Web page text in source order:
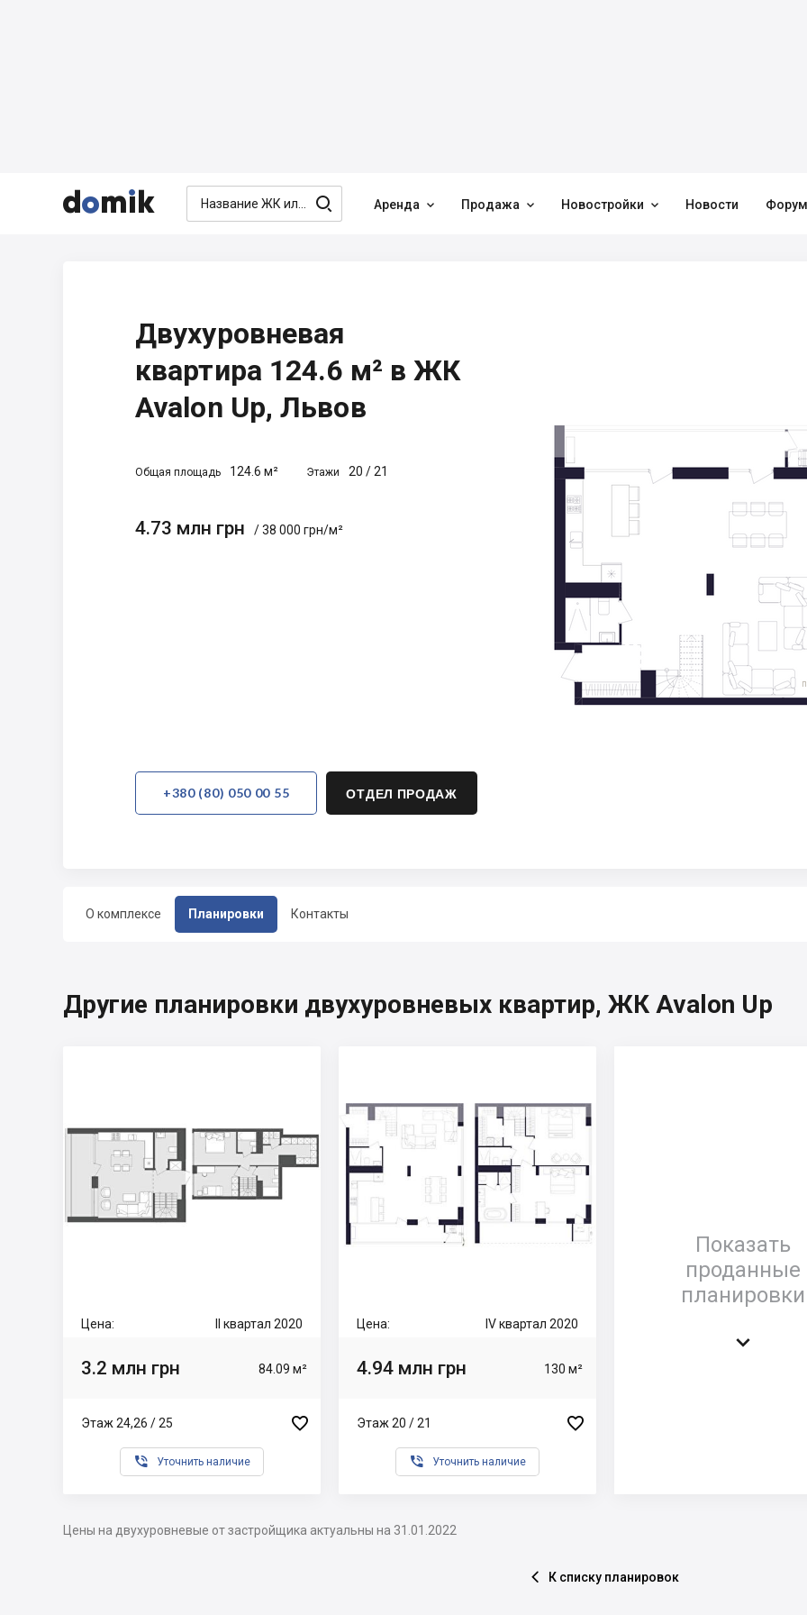


  Аренда  Продажа  Новостройки  Новости Форум
О комплексе Планировки Контакты
Двухуровневая
квартира 124.6 м² в ЖК
Avalon Up, Львов
Общая площадь 124.6 м² Этажи 20 /21
4.73 млн грн / 38 000 грн/м²
+380 (80) 050 00 55 ОТДЕЛ ПРОДАЖ
Другие планировки двухуровневых квартир, ЖК Avalon Up
Цена: II квартал 2020
3.2 млн грн 84.09 м²
Этаж 24,26 / 25 
 Уточнить наличие
Цена: IV квартал 2020
4.94 млн грн 130 м²
Этаж 20 / 21 
 Уточнить наличие
Показать
проданные
планировки

Цены на двухуровневые от застройщика актуальны на 31.01.2022
 К списку планировок